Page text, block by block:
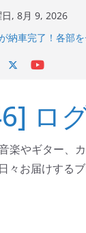
日, 8月 9, 2026
車完了！各部を
品でもらえる！
フロントISSサス
なった ロ
楽やギター、
々お届けする